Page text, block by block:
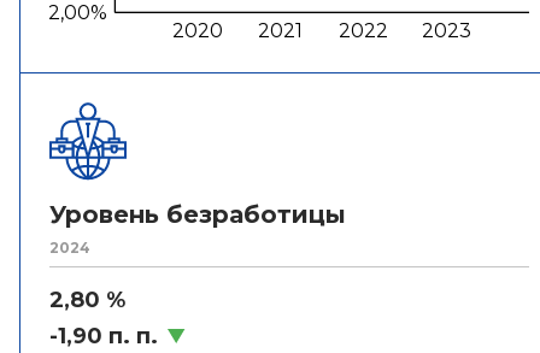
2020 2021 2022 2023
2,00%
Уровень безработицы
2024
2,80 %
-1,90 п. п.